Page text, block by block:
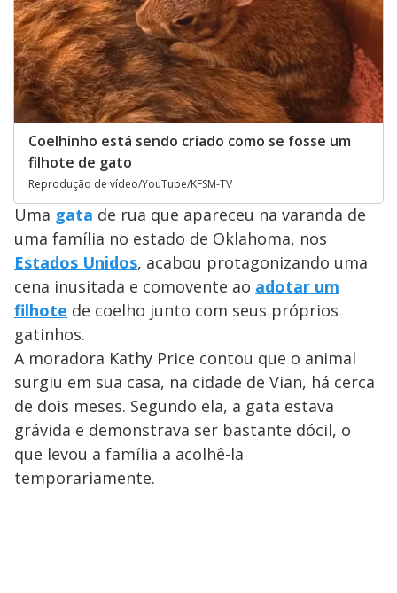
Coelhinho está sendo criado como se fosse um
filhote de gato
Reprodução de vídeo/YouTube/KFSM-TV
Uma gata de rua que apareceu na varanda de
uma família no estado de Oklahoma, nos
Estados Unidos, acabou protagonizando uma
cena inusitada e comovente ao adotar um
filhote de coelho junto com seus próprios
gatinhos.
A moradora Kathy Price contou que o animal
surgiu em sua casa, na cidade de Vian, há cerca
de dois meses. Segundo ela, a gata estava
grávida e demonstrava ser bastante dócil, o
que levou a família a acolhê-la
temporariamente.